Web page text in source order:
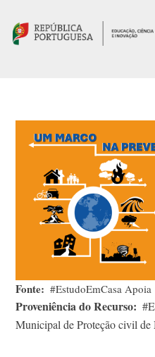
Fonte #EstudoEmCasa Apoia
Proveniência do Recurso
Municipal de Proteção civil de